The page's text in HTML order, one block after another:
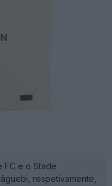
FC e o Stade
respetivamente,